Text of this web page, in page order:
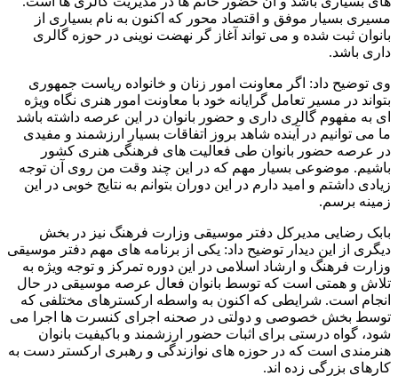
مسیری بسیار موفق و اقتصاد محور که اکنون به نام بسیاری از
بانوان ثبت شده و می تواند آغاز گر نهضت نوینی در حوزه گالری
داری باشد.
وی توضیح داد: اگر معاونت امور زنان و خانواده ریاست جمهوری
بتواند در مسیر تعامل گرایانه خود با معاونت امور هنری نگاه ویژه
ای به مفهوم گالری داری و حضور بانوان در این عرصه داشته باشد
ما می توانیم در آینده شاهد بروز اتفاقات بسیار ارزشمند و مفیدی
در عرصه حضور بانوان طی فعالیت های فرهنگی هنری کشور
باشیم. موضوعی بسیار مهم که در این چند وقت من روی آن توجه
زیادی داشتم و امید دارم در این دوران بتوانم به نتایج خوبی در این
زمینه برسم.
بابک رضایی مدیرکل دفتر موسیقی وزارت فرهنگ نیز در بخش
دیگری از این دیدار توضیح داد: یکی از برنامه های مهم دفتر موسیقی
وزارت فرهنگ و ارشاد اسلامی در این دوره تمرکز و توجه ویژه به
تلاش و همتی است که توسط بانوان فعال عرصه موسیقی در حال
انجام است. شرایطی که اکنون به واسطه ارکسترهای مختلفی که
توسط بخش خصوصی و دولتی در صحنه اجرای کنسرت ها اجرا می
شود، گواه درستی برای اثبات حضور ارزشمند و باکیفیت بانوان
هنرمندی است که در حوزه های نوازندگی و رهبری ارکستر دست به
کارهای بزرگی زده اند.